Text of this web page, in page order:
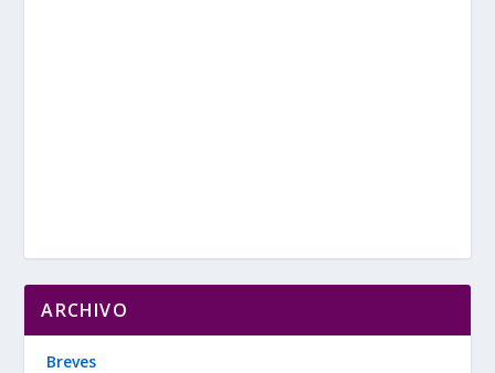
ARCHIVO
Breves